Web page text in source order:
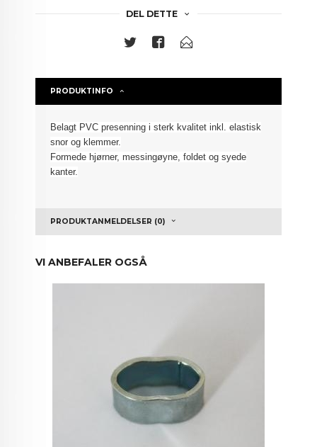
DEL DETTE
PRODUKTINFO
Belagt PVC presenning i sterk kvalitet inkl.elastisk
snor og klemmer.
Formede hjørner, messingøyne, foldet og syede
kanter.
PRODUKTANMELDELSER (0)
VI ANBEFALER OGSÅ